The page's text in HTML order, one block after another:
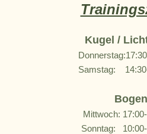
Kugel /
Samstag:
Mittwoch:
Sonntag: